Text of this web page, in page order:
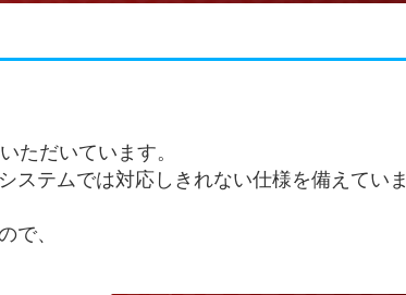
ただいています。
ステムでは対応しきれない仕様を備えていま
で、